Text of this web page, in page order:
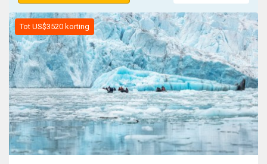
Tot US$3520 korting